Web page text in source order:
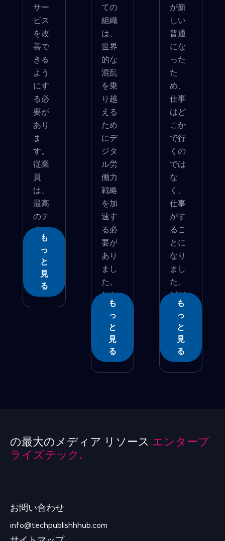
サー
ビス
を改
善で
きる
よう
にす
る必
要が
あり
ま
す。
従業
員
は、
最高
のテ
クノ
ロ...
も
っ
と
見
る
ての
組織
は、
世界
的な
混乱
を乗
り越
える
ため
にデ
ジタ
ル労
働力
戦略
を加
速す
る必
要が
あり
まし
た。
しか
し...
も
っ
と
見
る
が新
しい
普通
にな
った
た
め、
仕事
はど
こか
で行
くの
では
な
く、
仕事
がす
るこ
とに
なり
まし
た。
ビジ
ネ...
も
っ
と
見
る
の最大のメディア リソース エンタープ
ライズテック.
お問い合わせ
info@techpublishhhub.com